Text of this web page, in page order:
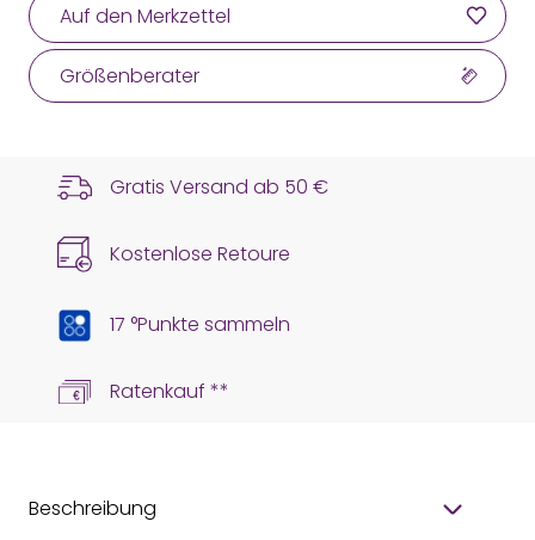
Auf den Merkzettel
Größenberater
Gratis Versand ab 50 €
Kostenlose Retoure
17 °Punkte sammeln
Ratenkauf **
Beschreibung